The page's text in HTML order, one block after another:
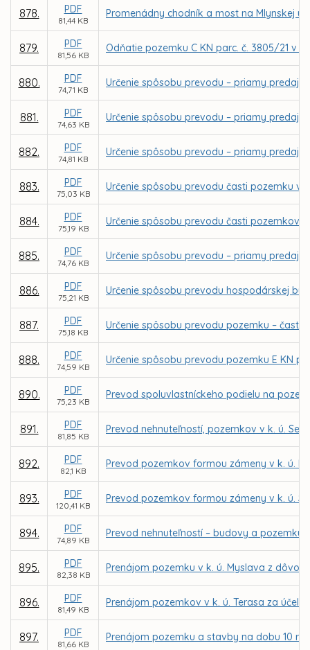
878. PDF
81,44 KB
Promenádny chodník a most na Mlynskej
879. PDF
81,56 KB
Odňatie pozemku C KN parc. č. 3805/21 v
880. PDF
74,71 KB
Určenie spôsobu prevodu – priamy predaj
881. PDF
74,63 KB
Určenie spôsobu prevodu – priamy predaj
882. PDF
74,81 KB
Určenie spôsobu prevodu – priamy predaj
883. PDF
75,03 KB
Určenie spôsobu prevodu časti pozemku v
884. PDF
75,19 KB
Určenie spôsobu prevodu časti pozemkov
885. PDF
74,76 KB
Určenie spôsobu prevodu – priamy predaj
886. PDF
75,21 KB
Určenie spôsobu prevodu hospodárskej
887. PDF
75,18 KB
Určenie spôsobu prevodu pozemku – časti
888. PDF
74,59 KB
Určenie spôsobu prevodu pozemku E KN
890. PDF
75,23 KB
Prevod spoluvlastníckeho podielu na
891. PDF
81,85 KB
Prevod nehnuteľností, pozemkov v k. ú.
892. PDF
82,1 KB
Prevod pozemkov formou zámeny v k. ú.
893. PDF
120,41 KB
Prevod pozemkov formou zámeny v k. ú.
894. PDF
74,89 KB
Prevod nehnuteľností – budovy a
895. PDF
82,38 KB
Prenájom pozemku v k. ú. Myslava z
896. PDF
81,49 KB
Prenájom pozemkov v k. ú. Terasa za
897. PDF
81,66 KB
Prenájom pozemku a stavby na dobu 10